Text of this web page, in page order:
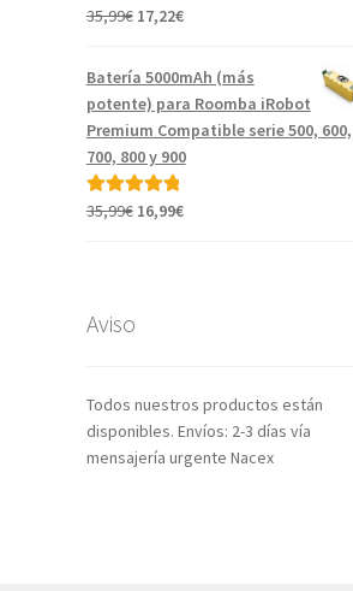
Valorado con
35,99€ El
original
era:
35,99€.
17,22€El
actual
es:
17,22€.
Batería 5000mAh (más
potente) para Roomba iRobot
Premium Compatible serie 500, 600,
700, 800 y 900
Valorado con
35,99€ El
16,99€El
Aviso
Todos nuestros productos están
disponibles. Envíos: 2-3 días vía
mensajería urgente Nacex